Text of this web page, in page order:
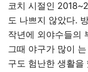
코치 시절인
도 나쁘지 않았다.
작년에 외야수들의
그때 야구가 많이
구도 험난한 생활을